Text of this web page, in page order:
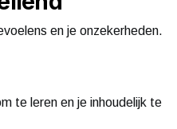
en je onzekerheden.
te leren en je inhoudelijk te